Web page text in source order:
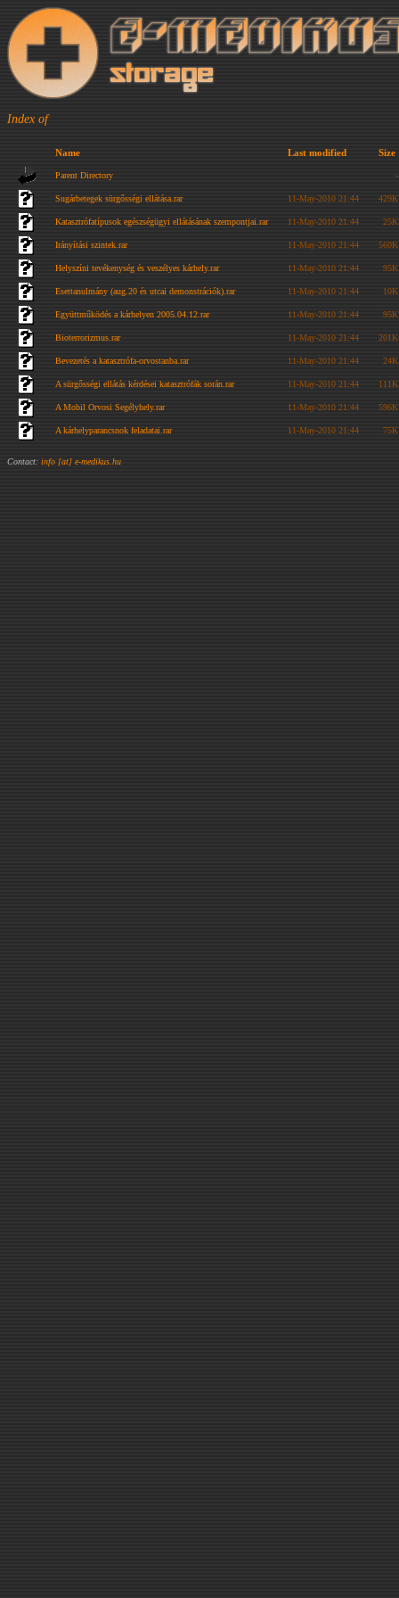
Index of
Name Last modified Size
Parent Directory -
Sugárbetegek sürgősségi ellátása.rar 11-May-2010 21:44 429K
Katasztrófatípusok egészségügyi ellátásának szempontjai.rar 11-May-2010 21:44 25K
Irányítási szintek.rar 11-May-2010 21:44 560K
Helyszíni tevékenység és veszélyes kárhely.rar 11-May-2010 21:44 95K
Esettanulmány (aug.20 és utcai demonstrációk).rar 11-May-2010 21:44 10K
Együttműködés a kárhelyen 2005.04.12.rar 11-May-2010 21:44 95K
Bioterrorizmus.rar 11-May-2010 21:44 201K
Bevezetés a katasztrófa-orvostanba.rar 11-May-2010 21:44 24K
A sürgősségi ellátás kérdései katasztrófák során.rar 11-May-2010 21:44 111K
A Mobil Orvosi Segélyhely.rar 11-May-2010 21:44 596K
A kárhelyparancsnok feladatai.rar 11-May-2010 21:44 75K
Contact: info [at] e-medikus.hu